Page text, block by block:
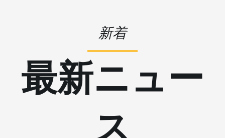
BITMAIN AntMiner S9 SE
BITMAIN AntMiner S9i
BITMAIN AntMiner S9j
BITMAIN AntMiner S9k
BITMAIN AntMiner T15
BITMAIN AntMiner T17
新着
最新ニュー
ス